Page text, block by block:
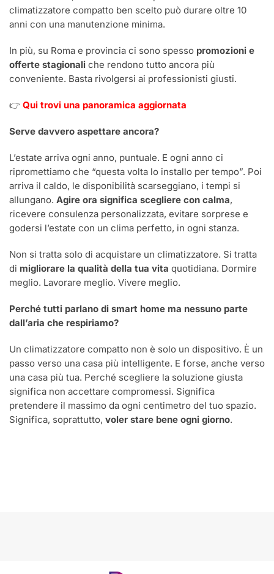
climatizzatore compatto ben scelto può durare oltre 10
anni con una manutenzione minima.
In più, su Roma e provincia ci sono spesso promozioni e
offerte stagionali che rendono tutto ancora più
conveniente. Basta rivolgersi ai professionisti giusti.
👉 Qui trovi una panoramica aggiornata
Serve davvero aspettare ancora?
L’estate arriva ogni anno, puntuale. E ogni anno ci
ripromettiamo che “questa volta lo installo per tempo”. Poi
arriva il caldo, le disponibilità scarseggiano, i tempi si
allungano. Agire ora significa scegliere con calma,
ricevere consulenza personalizzata, evitare sorprese e
godersi l’estate con un clima perfetto, in ogni stanza.
Non si tratta solo di acquistare un climatizzatore. Si tratta
di migliorare la qualità della tua vita quotidiana. Dormire
meglio. Lavorare meglio. Vivere meglio.
Perché tutti parlano di smart home ma nessuno parte
dall’aria che respiriamo?
Un climatizzatore compatto non è solo un dispositivo. È un
passo verso una casa più intelligente. E forse, anche verso
una casa più tua. Perché scegliere la soluzione giusta
significa non accettare compromessi. Significa
pretendere il massimo da ogni centimetro del tuo spazio.
Significa, soprattutto, voler stare bene ogni giorno.